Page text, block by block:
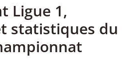
Ligue 1,
statistiques du